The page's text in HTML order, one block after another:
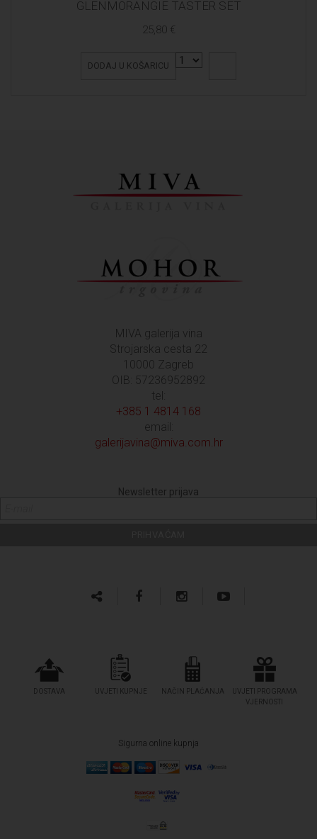
GLENMORANGIE TASTER SET
25,80 €
DODAJ U KOŠARICU
MIVA galerija vina
Strojarska cesta 22
10000 Zagreb
OIB: 57236952892
tel:
+385 1 4814 168
email:
galerijavina@miva.com.hr
Newsletter prijava
DOSTAVA UVJETI KUPNJE NAČIN PLAĆANJA
UVJETI PROGRAMA
VJERNOSTI
Sigurna online kupnja